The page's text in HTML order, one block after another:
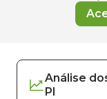
Análise
PI